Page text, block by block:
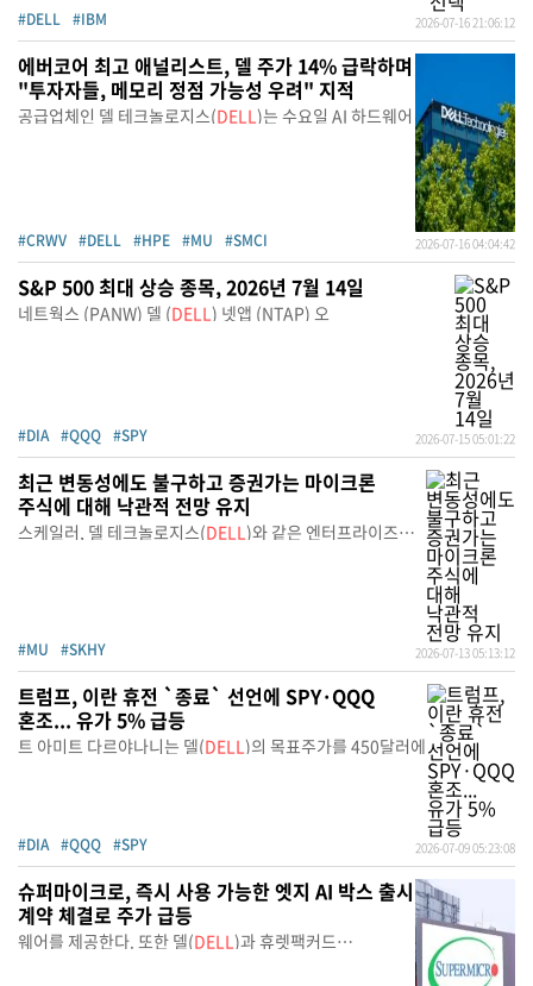
#DELL #IBM 2026-07-16 21:06:12
에버코어 최고 애널리스트, 델 주가 14% 급락하며
"투자자들, 메모리 정점 가능성 우려" 지적
공급업체인 델 테크놀로지스(DELL)는 수요일 AI 하드웨어
#CRWV #DELL #HPE #MU #SMCI 2026-07-16 04:04:42
S&P 500 최대 상승 종목, 2026년 7월 14일
네트웍스 (PANW) 델 (DELL ) 넷앱 (NTAP) 오
#DIA #QQQ #SPY 2026-07-15 05:01:22
최근 변동성에도 불구하고 증권가는 마이크론
주식에 대해 낙관적 전망 유지
스케일러, 델 테크놀로지스(DELL)와 같은 엔터프라이즈
#MU #SKHY 2026-07-13 05:13:12
트럼프, 이란 휴전 `종료` 선언에 SPY·QQQ
혼조... 유가 5% 급등
트 아미트 다르야나니는 델(DELL)의 목표주가를 450달러에
#DIA #QQQ #SPY 2026-07-09 05:23:08
슈퍼마이크로, 즉시 사용 가능한 엣지 AI 박스 출시
계약 체결로 주가 급등
웨어를 제공한다. 또한 델(DELL)과 휴렛팩커드